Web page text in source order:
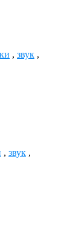
, звук ,
, звук ,